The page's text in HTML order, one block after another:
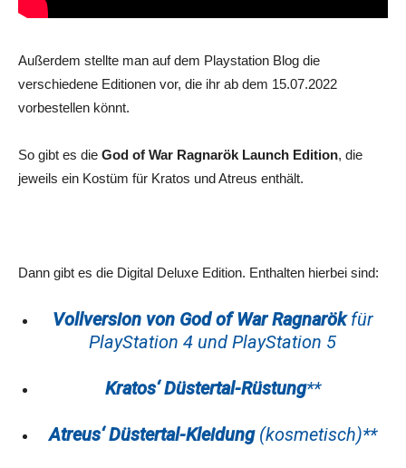
Außerdem stellte man auf dem Playstation Blog die
verschiedene Editionen vor, die ihr ab dem 15.07.2022
vorbestellen könnt.
So gibt es die God of War Ragnarök Launch Edition, die
jeweils ein Kostüm für Kratos und Atreus enthält.
Dann gibt es die Digital Deluxe Edition. Enthalten hierbei sind:
Vollversion von God of War Ragnarökfür
PlayStation 4 und PlayStation 5
Kratos‘ Düstertal-Rüstung**
Atreus‘ Düstertal-Kleidung(kosmetisch)**